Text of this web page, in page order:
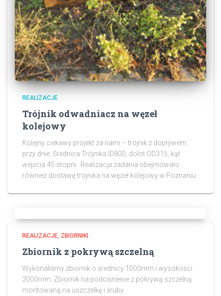
REALIZACJE
Trójnik odwadniacz na węzeł
kolejowy
Kolejny ciekawy projekt za nami – trójnik z dopływem
przy dnie. Średnica Trójnika ID800, dolot OD315, kąt
wejścia 45 stopni. Realizacja zadania obejmowało
również dostawę trójnika na węzeł kolejowy w Poznaniu.
REALIZACJE ZBIORNIKI
Zbiornik z pokrywą szczelną
Wykonaliśmy zbiornik o średnicy 1000mm i wysokości
2000mm. Zbiornik na podciśnienie z pokrywą szczelną
montowaną na uszczelkę i śruby